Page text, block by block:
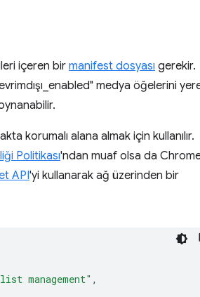
içeren bir manifest dosyası gerekir.
medya öğelerini
korumalı alana almak için kullanılır.
Politikası'ndan muaf olsa da
API'yi kullanarak ağ üzerinden bir
management" ,